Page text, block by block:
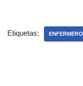
Etiquetas: ENFERMERO